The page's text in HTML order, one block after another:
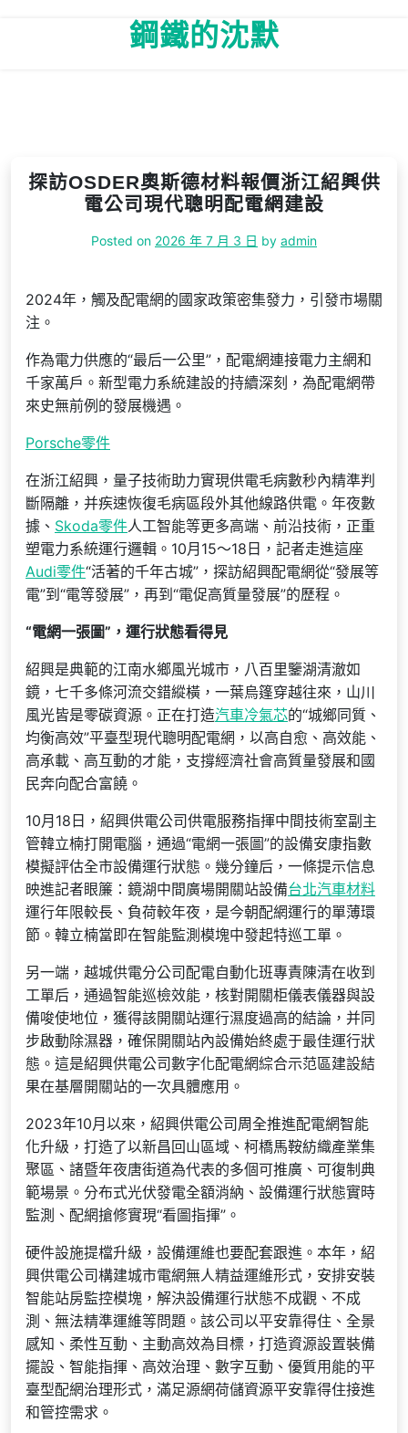
鋼鐵的沈默
探訪OSDER奧斯德材料報價浙江紹興供
電公司現代聰明配電網建設
Posted on 2026 年 7 月 3 日 by admin
2024年，觸及配電網的國家政策密集發力，引發市場關
注。
作為電力供應的“最后一公里”，配電網連接電力主網和
千家萬戶。新型電力系統建設的持續深刻，為配電網帶
來史無前例的發展機遇。
Porsche零件
在浙江紹興，量子技術助力實現供電毛病數秒內精準判
斷隔離，并疾速恢復毛病區段外其他線路供電。年夜數
據、 Skoda零件人工智能等更多高端、前沿技術，正重
塑電力系統運行邏輯。10月15～18日，記者走進這座
Audi零件“活著的千年古城”，探訪紹興配電網從“發展等
電”到“電等發展”，再到“電促高質量發展”的歷程。
“電網一張圖”，運行狀態看得見
紹興是典範的江南水鄉風光城市，八百里鑒湖清澈如
鏡，七千多條河流交錯縱橫，一葉烏篷穿越往來，山川
風光皆是零碳資源。正在打造汽車冷氣芯的“城鄉同質、
均衡高效”平臺型現代聰明配電網，以高自愈、高效能、
高承載、高互動的才能，支撐經濟社會高質量發展和國
民奔向配合富饒。
10月18日，紹興供電公司供電服務指揮中間技術室副主
管韓立楠打開電腦，通過“電網一張圖”的設備安康指數
模擬評估全市設備運行狀態。幾分鐘后，一條提示信息
映進記者眼簾：鏡湖中間廣場開關站設備台北汽車材料
運行年限較長、負荷較年夜，是今朝配網運行的單薄環
節。韓立楠當即在智能監測模塊中發起特巡工單。
另一端，越城供電分公司配電自動化班專責陳清在收到
工單后，通過智能巡檢效能，核對開關柜儀表儀器與設
備唆使地位，獲得該開關站運行濕度過高的結論，并同
步啟動除濕器，確保開關站內設備始終處于最佳運行狀
態。這是紹興供電公司數字化配電網綜合示范區建設結
果在基層開關站的一次具體應用。
2023年10月以來，紹興供電公司周全推進配電網智能
化升級，打造了以新昌回山區域、柯橋馬鞍紡織產業集
聚區、諸暨年夜唐街道為代表的多個可推廣、可復制典
範場景。分布式光伏發電全額消納、設備運行狀態實時
監測、配網搶修實現“看圖指揮”。
硬件設施提檔升級，設備運維也要配套跟進。本年，紹
興供電公司構建城市電網無人精益運維形式，安排安裝
智能站房監控模塊，解決設備運行狀態不成觀、不成
測、無法精準運維等問題。該公司以平安靠得住、全景
感知、柔性互動、主動高效為目標，打造資源設置裝備
擺設、智能指揮、高效治理、數字互動、優質用能的平
臺型配網治理形式，滿足源網荷儲資源平安靠得住接進
和管控需求。